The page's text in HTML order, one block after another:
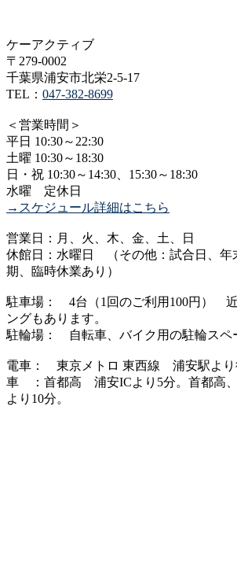
ケーアクティブ
〒279-0002
千葉県浦安市北栄2-5-17
TEL： 047-382-8699
＜営業時間＞
平日 10:30～22:30
土曜 10:30～18:30
日・祝 10:30～14:30、15:30～18:30
水曜 定休日
→スケジュール詳細はこちら
営業日：月、火、木、金、土、日
休館日：水曜日 （その他：試合日、年
期、臨時休業あり）
駐車場： 4台（1回のご利用100円）
ングもあります。
駐輪場： 自転車、バイク用の駐輪スペ
電車： 東京メトロ 東西線 浦安駅より
車 ：首都高 浦安ICより5分。首都高
より10分。